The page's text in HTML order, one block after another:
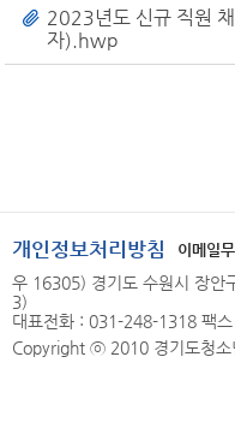
2023년도 신규 직원
자).hwp
개인정보처리방침 이메일
우 16305) 경기도 수원시 장안
3)
대표전화 : 031-248-1318 팩
Copyright ⓒ 2010 경기도청소